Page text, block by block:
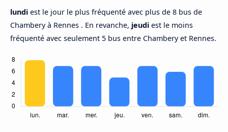
lundi est le jour le plus fréquenté avec plus de 8 bus de
Chambery à Rennes . En revanche, jeudi est le moins
fréquenté avec seulement 5 bus entre Chambery et Rennes.